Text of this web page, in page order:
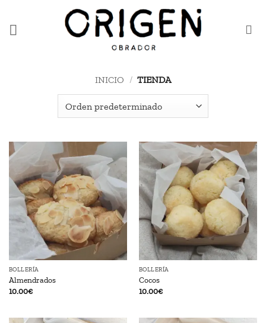
contenido
INICIO / TIENDA
BOLLERÍA
Almendrados
10.00€
BOLLERÍA
Cocos
10.00€